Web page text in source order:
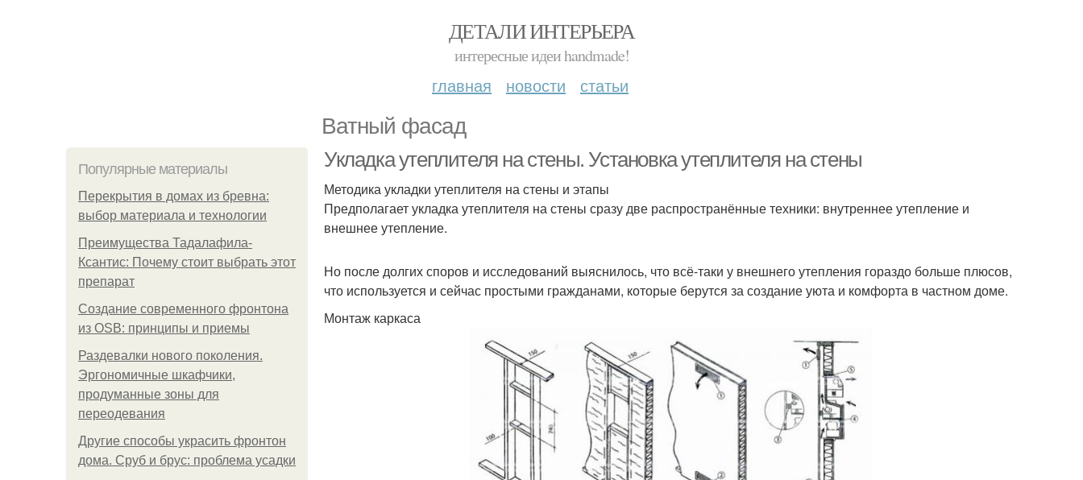
ДЕТАЛИ ИНТЕРЬЕРА
интересные идеи handmade!
главная новости статьи
Ватный фасад
Популярные материалы
Перекрытия в домах из бревна:
выбор материала и технологии
Преимущества Тадалафила-
Ксантис: Почему стоит выбрать этот
препарат
Создание современного фронтона
из OSB: принципы и приемы
Раздевалки нового поколения.
Эргономичные шкафчики,
продуманные зоны для
переодевания
Другие способы украсить фронтон
дома. Сруб и брус: проблема усадки
Укладка утеплителя на стены. Установка утеплителя на стены
Методика укладки утеплителя на стены и этапы
Предполагает укладка утеплителя на стены сразу две распространённые техники: внутреннее утепление и
внешнее утепление.
Но после долгих споров и исследований выяснилось, что всё-таки у внешнего утепления гораздо больше плюсов,
что используется и сейчас простыми гражданами, которые берутся за создание уюта и комфорта в частном доме.
Монтаж каркаса